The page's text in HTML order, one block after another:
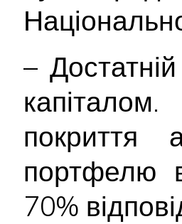
–
покриття
портфелю
70%